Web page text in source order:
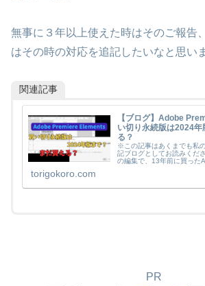
無事に３年以上使えた時はそのご報告
はその時の対応を追記したいなと思い
関連記事
【ブログ】Adobe
い切り永続版は2024年
る？
※この記事はあくまでも私
記ブログとしてお読みくだ
の編集で、13年前に買った
Elements10をずっと愛用
い変える度にCD-Rでイン
torigokoro.com
PR